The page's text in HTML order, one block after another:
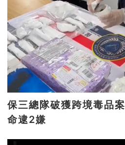
保三總隊破獲跨境毒品案 3D玩具熊藏愷他
命逮2嫌